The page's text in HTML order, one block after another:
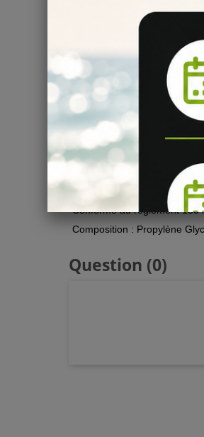
les
maturation et dégustation !
Comment
Il est fortement
concentrés e-liquides
conseils
pour bien réussir
Conservation : stocké entre
Conforme au règlement
Composition : Propylène
Question (0)